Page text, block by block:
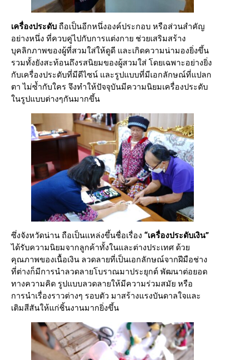
เครื่องประดับ ถือเป็นอีกหนึ่งองค์ประกอบ หรือส่วนสำคัญ
อย่างหนึ่ง ที่ควบคู่ไปกับการแต่งกาย ช่วยเสริมสร้าง
บุคลิกภาพของผู้ที่สวมใส่ให้ดูดี และเกิดความน่ามองยิ่งขึ้น
รวมทั้งยังสะท้อนถึงรสนิยมของผู้สวมใส่ โดยเฉพาะอย่างยิ่ง
กับเครื่องประดับที่มีดีไซน์ และรูปแบบที่มีเอกลักษณ์ที่แปลก
ตา ไม่ซ้ำกับใคร จึงทำให้ปัจจุบันมีความนิยมเครื่องประดับ
ในรูปแบบต่างๆกันมากขึ้น
ซึ่งจังหวัดน่าน ถือเป็นแหล่งขึ้นชื่อเรื่อง “เครื่องประดับเงิน”
ได้รับความนิยมจากลูกค้าทั้งในและต่างประเทศ ด้วย
คุณภาพของเนื้อเงิน ลวดลายที่เป็นเอกลักษณ์จากฝีมือช่าง
ที่ต่างก็มีการนำลวดลายโบราณมาประยุกต์ พัฒนาต่อยอด
ทางความคิด รูปแบบลวดลายให้มีความร่วมสมัย หรือ
การนำเรื่องราวต่างๆ รอบตัว มาสร้างแรงบันดาลใจและ
เติมสีสันให้แก่ชิ้นงานมากยิ่งขึ้น